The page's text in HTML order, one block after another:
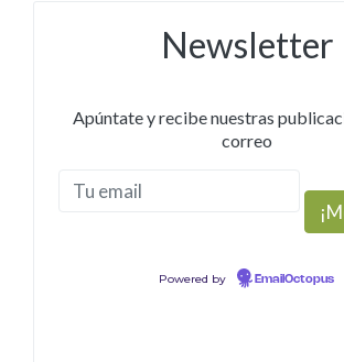
Newsletter
Apúntate y recibe nuestras
correo
Powered by EmailOctopus